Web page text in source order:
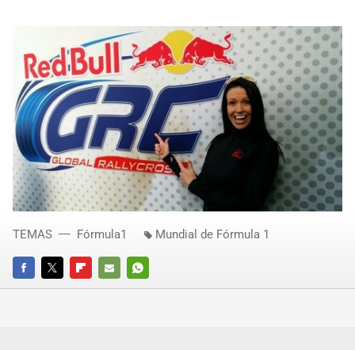
FACEBOOKTWITTERFLIPBOARD
E-
WHATSAPP
TEMAS Fórmula1 Mundial de Fórmula 1